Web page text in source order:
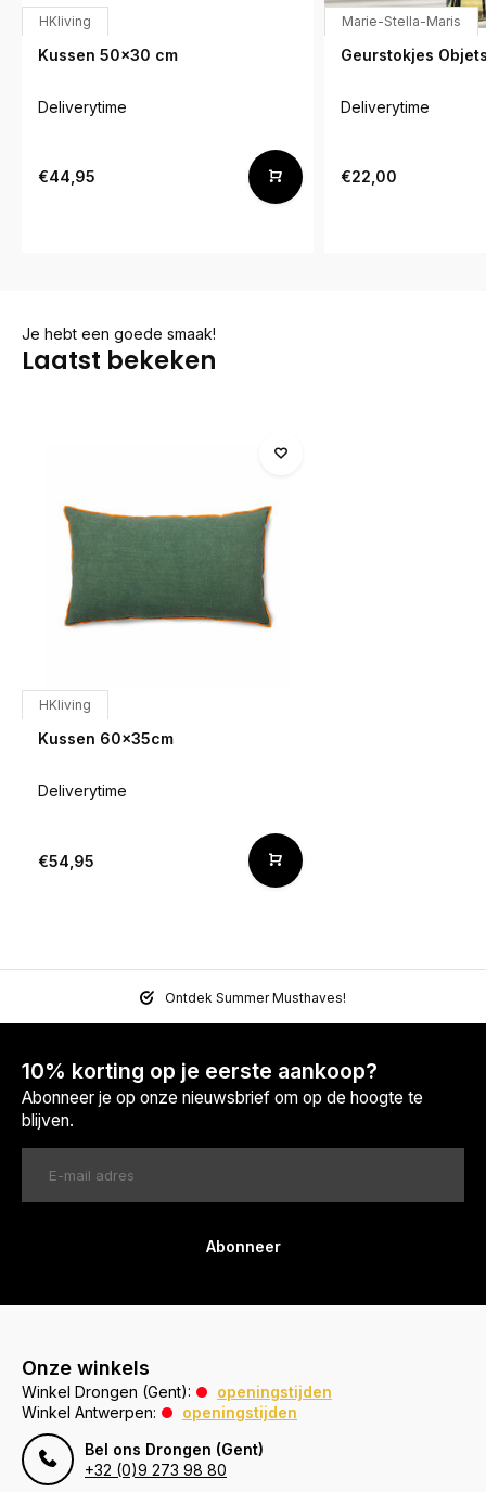
HKliving
Kussen 50x30 cm
Deliverytime
€44,95
Marie-Stella-Maris
Geurstokjes
Deliverytime
€22,00
Je hebt een goede smaak!
Laatst bekeken
HKliving
Kussen 60x35cm
Deliverytime
€54,95
Ontdek Summer Musthaves!
10% korting op je eerste aankoop?
Abonneer je op onze nieuwsbrief om op de hoogte te
blijven.
Abonneer
Onze winkels
Winkel Drongen (Gent):
openingstijden
Winkel Antwerpen:
openingstijden
Bel ons Drongen (Gent)
+32 (0)9 273 98 80